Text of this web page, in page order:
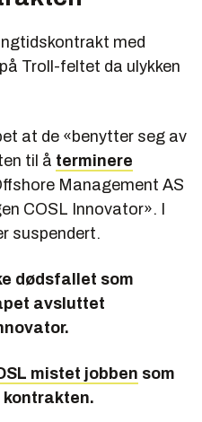
med
Troll-feltet da ulykken
at de «benytter seg av
til å terminere
Management AS
COSL Innovator». I
suspendert.
dødsfallet som
avsluttet
mistet jobben som